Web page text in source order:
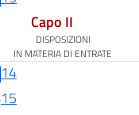
Capo II
DISPOSIZIONI
IN MATERIA DI ENTRATE
14
15